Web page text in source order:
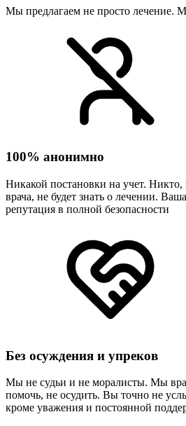
Мы предлагаем не просто лечение.
100% анонимно
Никакой постановки на учет. Никто,
врача, не будет знать о лечении.
репутация в полной безопасности
Без осуждения и упреков
Мы не судьи и не моралисты. Мы
помочь, не осудить. Вы точно не
кроме уважения и постоянной